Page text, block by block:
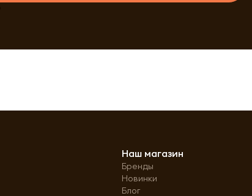
Наш магазин
Бренды
Новинки
Блог